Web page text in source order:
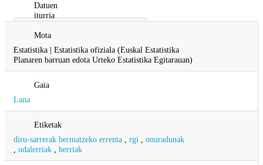
Datuen
iturria
Lanbide - Euskal Enplegu Zerbitzua
Mota
Estatistika | Estatistika ofiziala (Euskal Estatistika
Planaren barruan edota Urteko Estatistika Egitarauan)
Gaia
Lana
Etiketak
diru-sarrerak bermatzeko errenta , rgi , onuradunak
, udalerriak , herriak